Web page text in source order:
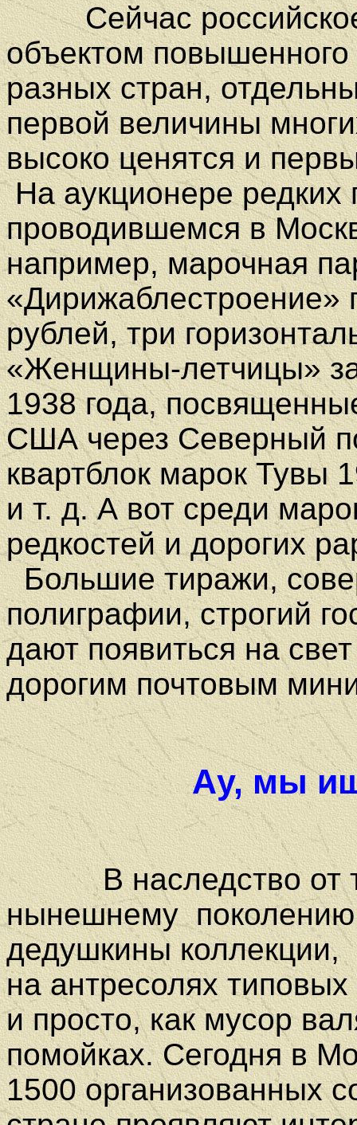
Сейчас
объектом
разных стран,
первой величины
высоко ценятся и
На аукционере редких
проводившемся в
например, марочная
«Дирижаблестроение»
рублей, три
«Женщины-летчицы»
1938 года,
США через Северный
квартблок марок Тувы
и т. д. А вот среди
редкостей и дорогих
Большие тиражи,
полиграфии, строгий
дают появиться на
дорогим почтовым
Ау, мы
В наследство от
нынешнему
дедушкины коллекции,
на антресолях
и просто, как мусор
помойках. Сегодня в
1500 организованных